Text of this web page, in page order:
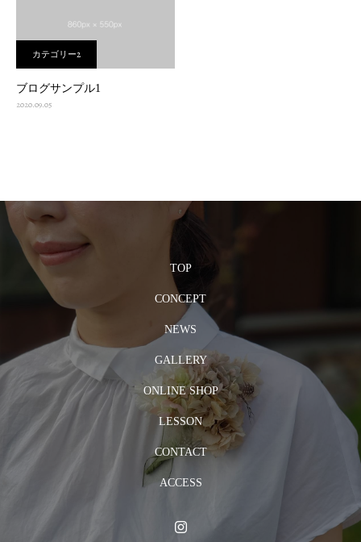
カテゴリー2
ブログサンプル1
2020.09.05
TOP
CONCEPT
NEWS
GALLERY
ONLINE SHOP
LESSON
CONTACT
ACCESS